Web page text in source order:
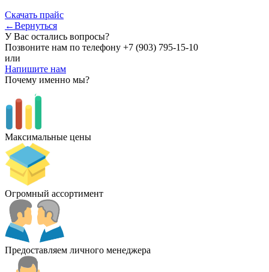
Скачать прайс
←Вернуться
У Вас остались вопросы?
Позвоните нам по телефону +7 (903) 795-15-10
или
Напишите нам
Почему именно мы?
Максимальные цены
Огромный ассортимент
Предоставляем личного менеджера